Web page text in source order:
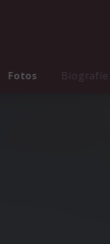
Fotos Biografie